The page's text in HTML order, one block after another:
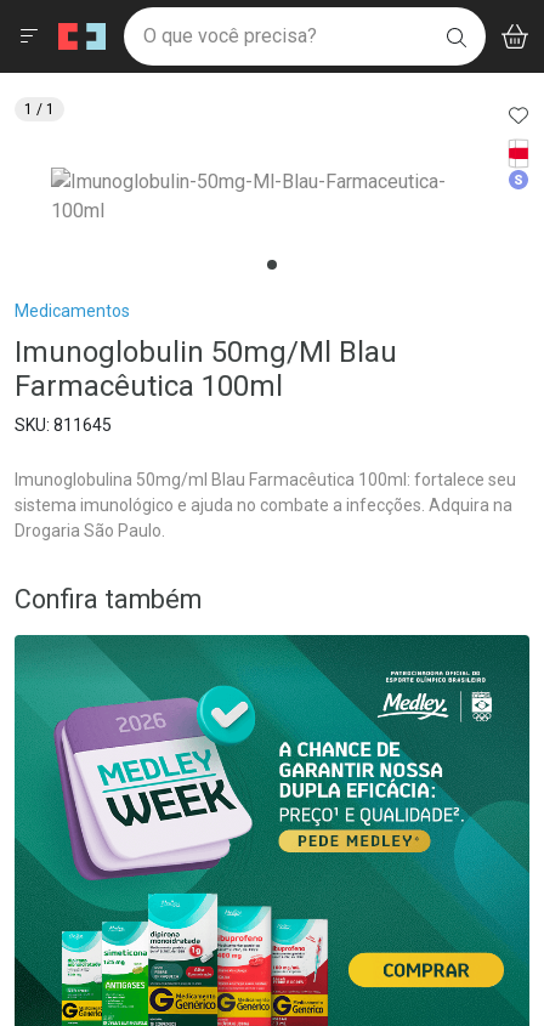
Drogaria São Paulo
Ir direto para a home
pela página
Ir direto para o conteúdo
Ir direto para a busca
Ir direto para a conta
Ir direto para a notificações
Ir direto para o carrinho
Ir direto para o menu
Faça a sua busca
O que você precisa? BUSCAR
Menu
Breadcrumb
Medicamentos
Imunoglobulin 50mg/Ml Blau
Farmacêutica 100ml
811645
Imunoglobulina 50mg/ml Blau Farmacêutica 100ml: fortalece seu
sistema imunológico e ajuda no combate a infecções. Adquira na
Drogaria São Paulo.
1 / 1
Confira também